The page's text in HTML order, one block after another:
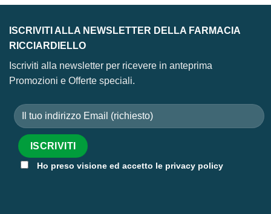
ISCRIVITI ALLA NEWSLETTER DELLA FARMACIA
RICCIARDIELLO
Iscriviti alla newsletter per ricevere in anteprima
Promozioni e Offerte speciali.
Ho preso visione ed accetto le privacy policy